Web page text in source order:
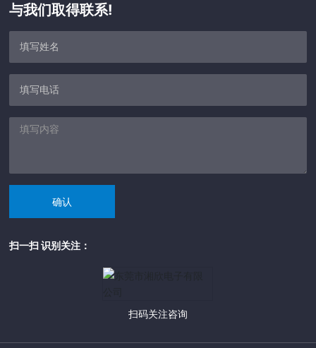
与我们取得联系!
确认
扫一扫 识别关注：
扫码关注咨询